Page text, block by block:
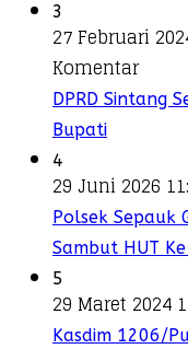
3
27 Februari
Komentar
DPRD Sintang
Bupati
4
29 Juni 2026
Polsek Sepauk
Sambut HUT
5
29 Maret 2024
Kasdim 1206/